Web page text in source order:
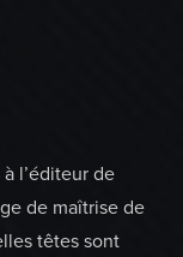
l’éditeur de
de maîtrise de
têtes sont